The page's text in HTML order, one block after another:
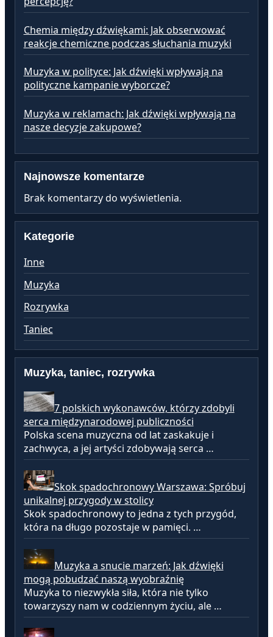
Chemia między dźwiękami: Jak obserwować
reakcje chemiczne podczas słuchania muzyki
Muzyka w polityce: Jak dźwięki wpływają na
polityczne kampanie wyborcze?
Muzyka w reklamach: Jak dźwięki wpływają na
nasze decyzje zakupowe?
Najnowsze komentarze
Brak komentarzy do wyświetlenia.
Kategorie
Inne
Muzyka
Rozrywka
Taniec
Muzyka, taniec, rozrywka
7 polskich wykonawców, którzy zdobyli
serca międzynarodowej publiczności
Polska scena muzyczna od lat zaskakuje i
zachwyca, a jej artyści zdobywają serca …
Skok spadochronowy Warszawa: Spróbuj
unikalnej przygody w stolicy
Skok spadochronowy to jedna z tych przygód,
która na długo pozostaje w pamięci. …
Muzyka a snucie marzeń: Jak dźwięki
mogą pobudzać naszą wyobraźnię
Muzyka to niezwykła siła, która nie tylko
towarzyszy nam w codziennym życiu, ale …